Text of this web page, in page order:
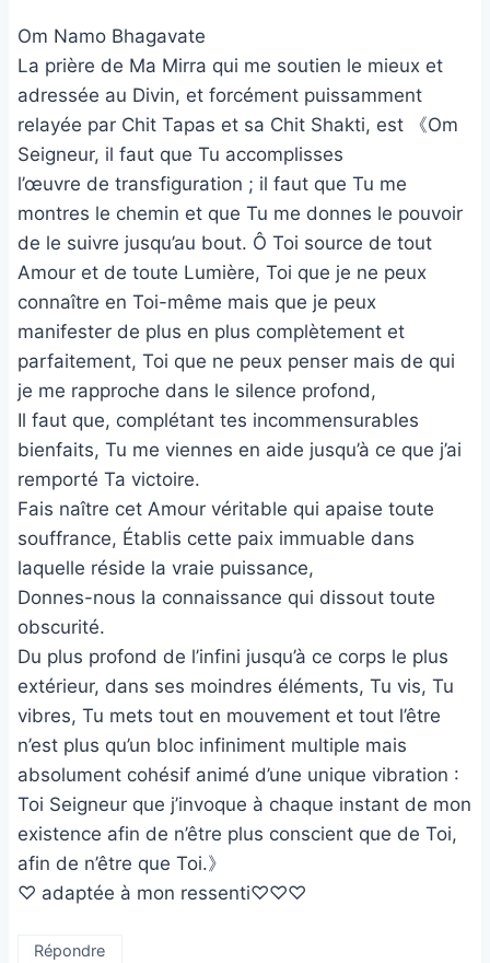
Om Namo Bhagavate
La prière de Ma Mirra qui me soutien le mieux et
adressée au Divin, et forcément puissamment
relayée par Chit Tapas et sa Chit Shakti, est 《Om
Seigneur, il faut que Tu accomplisses
l’œuvre de transfiguration ; il faut que Tu me
montres le chemin et que Tu me donnes le pouvoir
de le suivre jusqu’au bout. Ô Toi source de tout
Amour et de toute Lumière, Toi que je ne peux
connaître en Toi-même mais que je peux
manifester de plus en plus complètement et
parfaitement, Toi que ne peux penser mais de qui
je me rapproche dans le silence profond,
Il faut que, complétant tes incommensurables
bienfaits, Tu me viennes en aide jusqu’à ce que j’ai
remporté Ta victoire.
Fais naître cet Amour véritable qui apaise toute
souffrance, Établis cette paix immuable dans
laquelle réside la vraie puissance,
Donnes-nous la connaissance qui dissout toute
obscurité.
Du plus profond de l’infini jusqu’à ce corps le plus
extérieur, dans ses moindres éléments, Tu vis, Tu
vibres, Tu mets tout en mouvement et tout l’être
n’est plus qu’un bloc infiniment multiple mais
absolument cohésif animé d’une unique vibration :
Toi Seigneur que j’invoque à chaque instant de mon
existence afin de n’être plus conscient que de Toi,
afin de n’être que Toi.》
♡ adaptée à mon ressenti♡♡♡
Répondre